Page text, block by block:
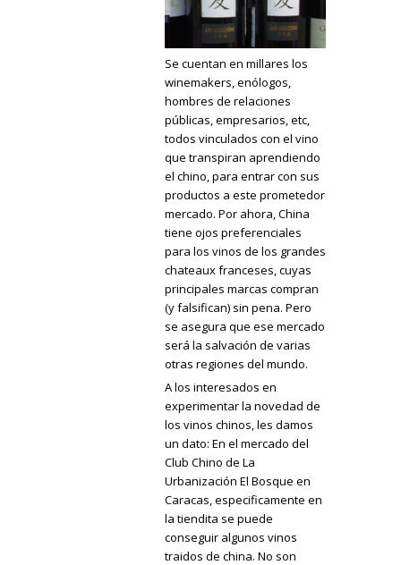
Se cuentan en millares los
winemakers, enólogos,
hombres de relaciones
públicas, empresarios, etc,
todos vinculados con el vino
que transpiran aprendiendo
el chino, para entrar con sus
productos a este prometedor
mercado. Por ahora, China
tiene ojos preferenciales
para los vinos de los grandes
chateaux franceses, cuyas
principales marcas compran
(y falsifican) sin pena. Pero
se asegura que ese mercado
será la salvación de varias
otras regiones del mundo.
A los interesados en
experimentar la novedad de
los vinos chinos, les damos
un dato: En el mercado del
Club Chino de La
Urbanización El Bosque en
Caracas, especificamente en
la tiendita se puede
conseguir algunos vinos
traidos de china. No son